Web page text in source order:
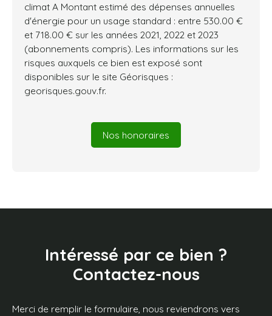
climat A Montant estimé des dépenses annuelles
d'énergie pour un usage standard : entre 530.00 €
et 718.00 € sur les années 2021, 2022 et 2023
(abonnements compris). Les informations sur les
risques auxquels ce bien est exposé sont
disponibles sur le site Géorisques :
georisques.gouv.fr.
Nos honoraires
Intéressé par ce bien ?
Contactez-nous
Merci de remplir le formulaire, nous reviendrons vers